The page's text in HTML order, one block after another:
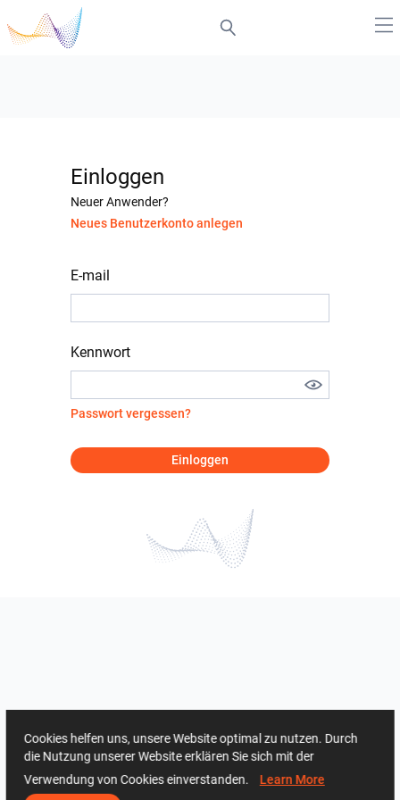
Einloggen
Neuer Anwender?
Neues Benutzerkonto anlegen
E-mail
Kennwort
Passwort vergessen?
Einloggen
Cookies helfen uns, unsere Website optimal zu nutzen. Durch
die Nutzung unserer Website erklären Sie sich mit der
Verwendung von Cookies einverstanden. Learn More